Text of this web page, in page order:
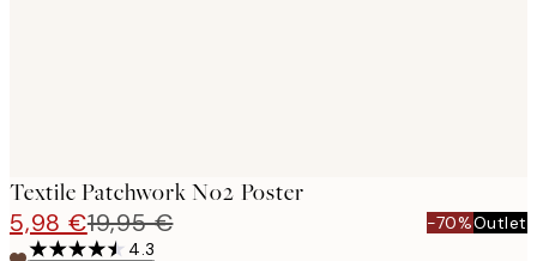
Textile Patchwork No2 Poster
5,98 €19,95 € -70%Outlet
4.3